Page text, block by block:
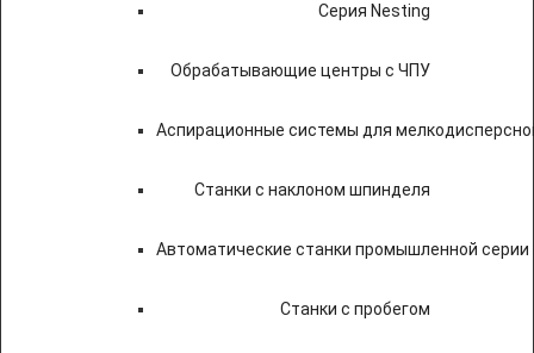
Серия Nesting
Обрабатывающие центры с ЧПУ
Аспирационные системы для
Станки с наклоном шпинделя
Автоматические станки промышленной серии
Станки с пробегом